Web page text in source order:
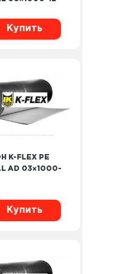
Купить
K-FLEX PE
AD 03×1000-
Купить